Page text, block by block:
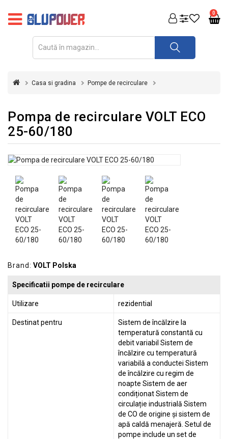
0
FOTOVOLTAICE
REDRESOARE
INVERTOARE
&
TENSIUNE
CASA
GRADINA
SI
ELECTRICE
DE
Casa si gradina Pompe de recirculare
Pompa de recirculare VOLT ECO
25-60/180
Brand: VOLT Polska
Specificatii pompe de recirculare
Utilizare rezidential
Destinat pentru
Sistem de încălzire la
temperatură constantă cu
debit variabil Sistem de
încălzire cu temperatură
variabilă a conductei Sistem
de încălzire cu regim de
noapte Sistem de aer
condiționat Sistem de
circulație industrială Sistem
de CO de origine și sistem de
apă caldă menajeră. Setul de
pompe include un set de